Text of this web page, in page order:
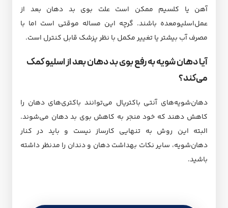
آهن یا کلسیم ممکن است علت بوی بد دهان بعد از
عمل‌اسلیو‌معده باشند. گرچه این مساله موقتی است اما با
مصرف آب بیشتر یا تغییر مکمل با نظر پزشک قابل کنترل است.
آیا دهان شویه به رفع بوی بد دهان بعد از اسلیو کمک
می‌کند؟
دهان‌شویه‌های آنتی باکتریال می‌توانند باکتری‌های دهان را
کاهش دهند که خود منجر به کاهش بوی بد دهان می‌شوند.
البته این روش به تنهایی کارساز نیست و باید در کنار
دهان‌شویه، سایر نکات بهداشت دهان و دندان را مدنظر داشته
باشید.